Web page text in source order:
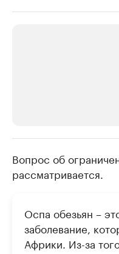
РБК Компании
Крупнейшие
Вопрос об
рассматривается.
Оспа обезьян –
заболевание,
Африки. Из-за